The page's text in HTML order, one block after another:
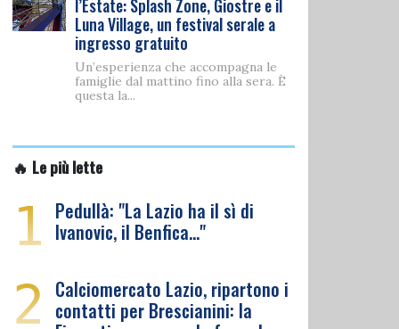
l’Estate: Splash Zone, Giostre e il
Luna Village, un festival serale a
ingresso gratuito
Un’esperienza che accompagna le
famiglie dal mattino fino alla sera. È
questa la...
🔥 Le più lette
1 Pedullà: "La Lazio ha il sì di
Ivanovic, il Benfica…"
2 Calciomercato Lazio, ripartono i
contatti per Brescianini: la